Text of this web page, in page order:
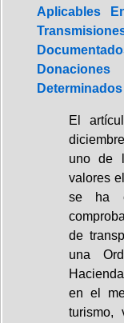
Aplicables
El
uno de
valores
se ha
de
una
en el
turismo,